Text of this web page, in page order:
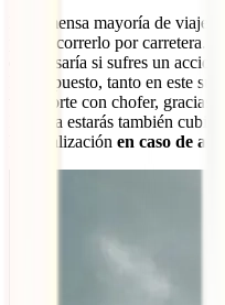
La inmensa mayoría de
para recorrerlo por carretera.
qué pasaría si sufres un
Por supuesto, tanto en este
transporte con chofer, gracias
Islandia estarás también
hospitalización en caso de